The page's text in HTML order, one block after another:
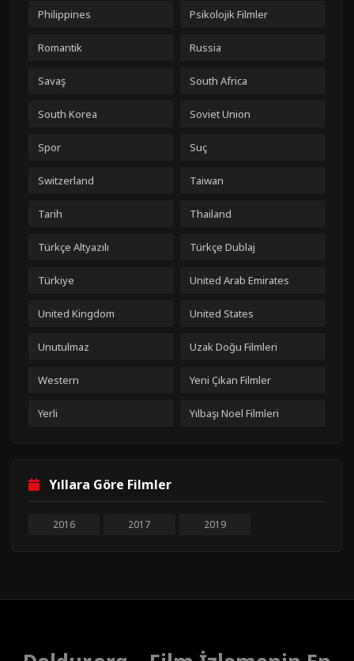
Philippines Psikolojik Filmler
Romantik Russia
Savaş South Africa
South Korea Soviet Union
Spor Suç
Switzerland Taiwan
Tarih Thailand
Türkçe Altyazılı Türkçe Dublaj
Türkiye United Arab Emirates
United Kingdom United States
Unutulmaz Uzak Doğu Filmleri
Western Yeni Çıkan Filmler
Yerli Yılbaşı Noel Filmleri
Yıllara Göre Filmler
2016 2017 2019